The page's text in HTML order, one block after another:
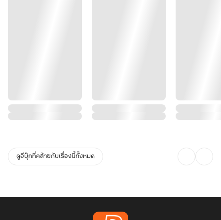
ดูอีบุ๊กที่คล้ายกับเรื่องนี้ทั้งหมด